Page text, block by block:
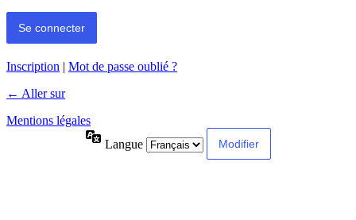
Inscription | Mot de passe oublié ?
← Aller sur
Mentions légales
Langue